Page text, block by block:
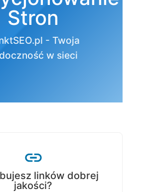
Stron
- Twoja
w sieci
linków dobrej
jakości?